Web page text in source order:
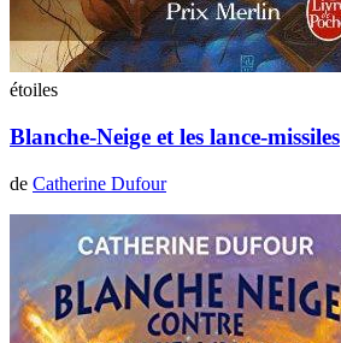
étoiles
Blanche-Neige et les lance-missiles
de Catherine Dufour